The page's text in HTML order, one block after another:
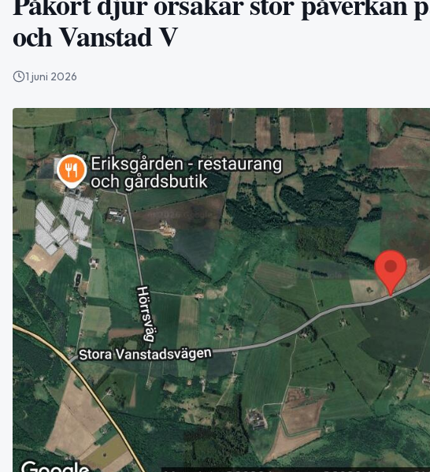
och Vanstad V
1 juni 2026